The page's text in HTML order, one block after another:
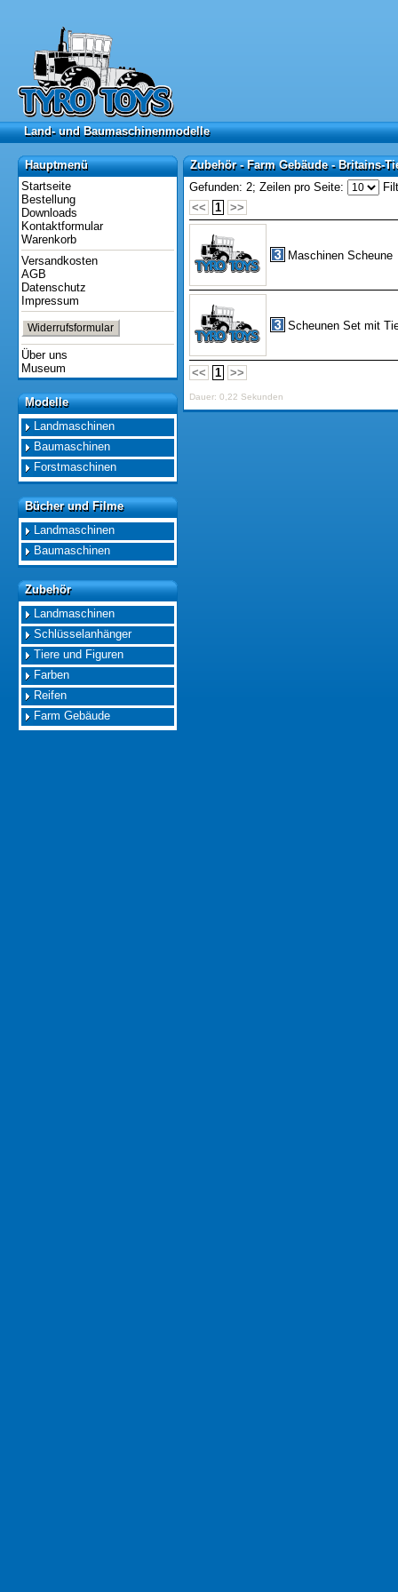
Land- und Baumaschinenmodelle
Land- und Baumaschinenmodelle
Hauptmenü
Hauptmenü
Startseite
Bestellung
Downloads
Kontaktformular
Warenkorb
Versandkosten
AGB
Datenschutz
Impressum
Widerrufsformular
Über uns
Museum
Modelle
Modelle
Landmaschinen
Baumaschinen
Forstmaschinen
Bücher und Filme
Bücher und Filme
Landmaschinen
Baumaschinen
Zubehör
Zubehör
Landmaschinen
Schlüsselanhänger
Tiere und Figuren
Farben
Reifen
Farm Gebäude
Zubehör - Farm Gebäude - Britains-
Zubehör - Farm Gebäude - Britains-
Gefunden: 2; Zeilen pro Seite:
<<
1 >>
Maschinen Scheune
Scheunen Set mit
<< 1 >>
Dauer: 0,22 Sekunden